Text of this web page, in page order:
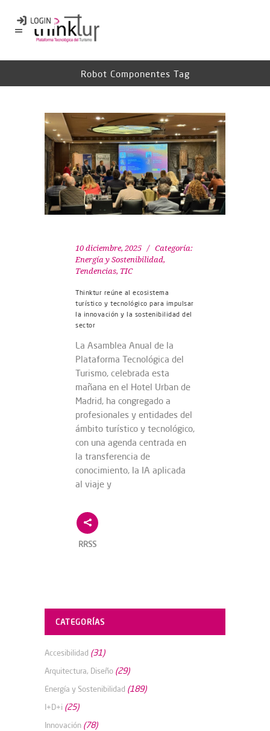
Robot Componentes Tag
10 diciembre, 2025
Categoría:
Energía y Sostenibilidad,
Tendencias, TIC
Thinktur reúne al ecosistema
turístico y tecnológico para impulsar
la innovación y la sostenibilidad del
sector
La Asamblea Anual de la
Plataforma Tecnológica del
Turismo, celebrada esta
mañana en el Hotel Urban de
Madrid, ha congregado a
profesionales y entidades del
ámbito turístico y tecnológico,
con una agenda centrada en
la transferencia de
conocimiento, la IA aplicada
al viaje y
RRSS
CATEGORÍAS
Accesibilidad (31)
Arquitectura, Diseño (29)
Energía y Sostenibilidad (189)
I+D+i (25)
Innovación (78)